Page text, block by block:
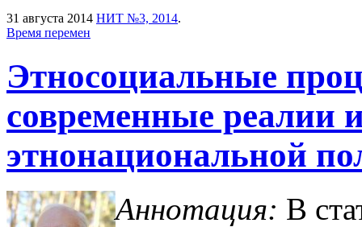
31 августа 2014 НИТ №3, 2014.
Время перемен
Этносоциальные
современные реалии
этнонациональной
Аннотация: В